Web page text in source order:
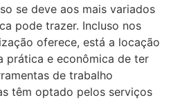
se deve aos mais variados
pode trazer. Incluso nos
oferece, está a locação
prática e econômica de ter
de trabalho
têm optado pelos serviços